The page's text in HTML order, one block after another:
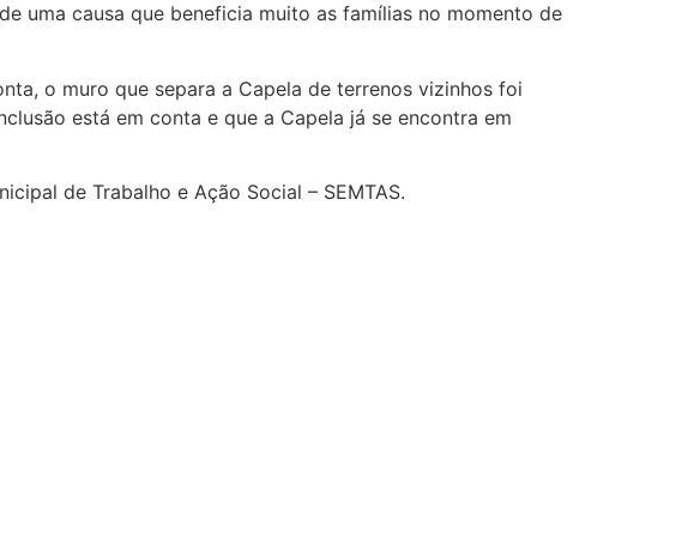
uma causa que beneficia muito as famílias no momento de
o muro que separa a Capela de terrenos vizinhos foi
está em conta e que a Capela já se encontra em
de Trabalho e Ação Social – SEMTAS.